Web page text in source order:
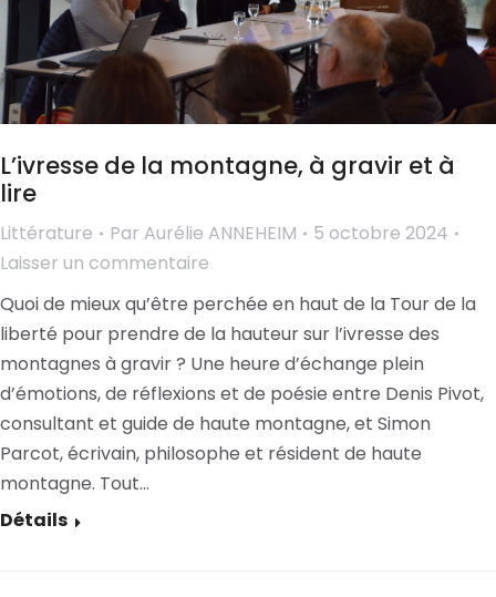
L’ivresse de la montagne, à gravir et à
lire
Littérature Par Aurélie ANNEHEIM
5 octobre 2024
Laisser un commentaire
Quoi de mieux qu’être perchée en haut de la Tour de la
liberté pour prendre de la hauteur sur l’ivresse des
montagnes à gravir ? Une heure d’échange plein
d’émotions, de réflexions et de poésie entre Denis Pivot,
consultant et guide de haute montagne, et Simon
Parcot, écrivain, philosophe et résident de haute
montagne. Tout…
Détails